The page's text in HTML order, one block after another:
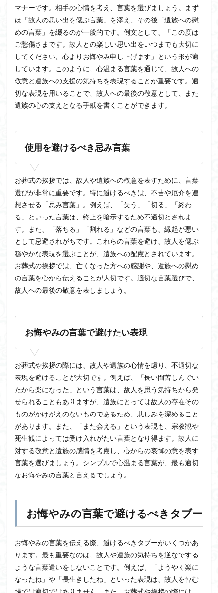
マナーです。相手の心情を考え、言葉を選びましょう。まず
は「故人の思い出を偲ぶ言葉」を添え、その後「遺族への慰
めの言葉」を綴るのが一般的です。例文として、「この度は
ご愁傷さまです。故人との楽しい思い出をいつまでも大切に
してください。心よりお悔やみ申し上げます」という形が適
しています。このように、心温まる言葉を通じて、故人への
敬意と遺族への支援の気持ちを表現することが重要です。適
切な表現を用いることで、故人への最後の敬意として、また
遺族の心の支えとなる手紙を書くことができます。
使用を避けるべき忌み言葉
お葬式の挨拶では、故人や遺族への敬意を表すために、言葉
選びが非常に重要です。特に避けるべきは、不吉や厄介を連
想させる「忌み言葉」。例えば、「失う」「切る」「終わ
る」といった言葉は、終止を暗示するため不適切とされま
す。また、「落ちる」「割れる」などの言葉も、縁起が悪い
として忌避されがちです。これらの言葉を避け、故人を偲ぶ
穏やかな表現を選ぶことが、遺族への配慮とされています。
お葬式の挨拶では、亡くなった方への感謝や、遺族への慰め
の言葉を心から伝えることが大切です。適切な言葉選びで、
故人への最後の敬意を表しましょう。
お悔やみの言葉で避けたい表現
お葬式や挨拶の際には、故人や遺族の心情を慮り、不適切な
表現を避けることが大切です。例えば、「長い間苦しんでい
たから楽になった」という言葉は、故人を思う気持ちから発
せられることもありますが、遺族にとっては故人の存在その
ものがかけがえのないものであるため、悲しみを深めること
があります。また、「また会える」という表現も、宗教観や
死生観によっては受け入れがたい言葉となり得ます。故人に
対する敬意と遺族の感情を考慮し、心からの哀悼の意を表す
言葉を選びましょう。シンプルで心温まる言葉が、最も適切
なお悔やみの言葉と言えるでしょう。
お悔やみの言葉で避けるべきタブー
お悔やみの言葉を伝える際、避けるべきタブーがいくつかあ
ります。最も重要なのは、故人や遺族の気持ちを逆なでする
ような言葉遣いをしないことです。例えば、「ようやく楽に
なったね」や「長生きしたね」といった表現は、故人を悼む
場では適切ではありません。また、お葬式や挨拶の際には、